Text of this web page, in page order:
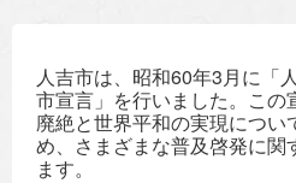
人吉市は、昭和60年3月に「
市宣言」を行いました。この
廃絶と世界平和の実現につい
め、さまざまな普及啓発に関
ます。